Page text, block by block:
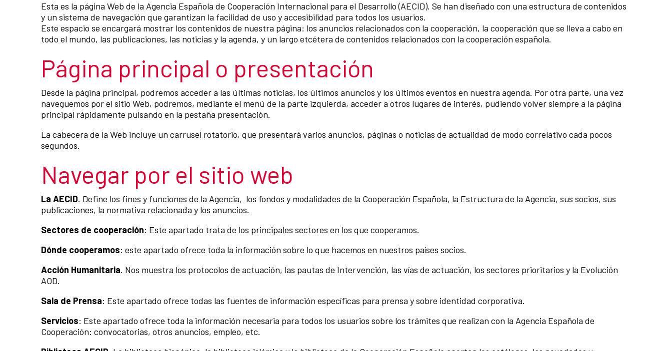
Esta es la página Web de la Agencia Española de Cooperación Internacional para el Desarrollo (AECID). Se han diseñado con una estructura de contenidos
y un sistema de navegación que garantizan la facilidad de uso y accesibilidad para todos los usuarios.
Este espacio se encargará mostrar los contenidos de nuestra página: los anuncios relacionados con la cooperación, la cooperación que se lleva a cabo en
todo el mundo, las publicaciones, las noticias y la agenda, y un largo etcétera de contenidos relacionados con la cooperación española.
Página principal o presentación
Desde la página principal, podremos acceder a las últimas noticias, los últimos anuncios y los últimos eventos en nuestra agenda. Por otra parte, una vez
naveguemos por el sitio Web, podremos, mediante el menú de la parte izquierda, acceder a otros lugares de interés, pudiendo volver siempre a la página
principal rápidamente pulsando en la pestaña presentación.
La cabecera de la Web incluye un carrusel rotatorio, que presentará varios anuncios, páginas o noticias de actualidad de modo correlativo cada pocos
segundos.
Navegar por el sitio web
La AECID. Define los fines y funciones de la Agencia, los fondos y modalidades de la Cooperación Española, la Estructura de la Agencia, sus socios, sus
publicaciones, la normativa relacionada y los anuncios.
Sectores de cooperación: Este apartado trata de los principales sectores en los que cooperamos.
Dónde cooperamos: este apartado ofrece toda la información sobre lo que hacemos en nuestros países socios.
Acción Humanitaria. Nos muestra los protocolos de actuación, las pautas de Intervención, las vías de actuación, los sectores prioritarios y la Evolución
AOD.
Sala de Prensa: Este apartado ofrece todas las fuentes de información específicas para prensa y sobre identidad corporativa.
Servicios: Este apartado ofrece toda la información necesaria para todos los usuarios sobre los trámites que realizan con la Agencia Española de
Cooperación: convocatorias, otros anuncios, empleo, etc.